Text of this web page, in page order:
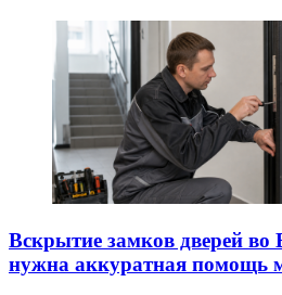
Вскрытие замков дверей во
нужна аккуратная помощь